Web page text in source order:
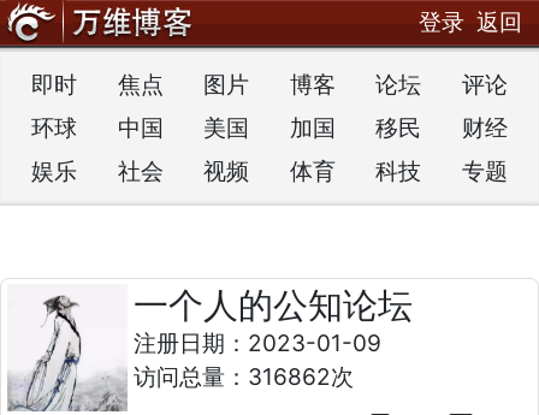
登录 返回
即时 焦点 图片 博客 论坛
评论
环球
中国 美国 加国 移民
财经
娱乐
社会 视频 体育 科技 专题
一个人的公知论坛
注册日期：2023-01-09
访问总量：316862次